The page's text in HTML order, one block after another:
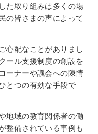
た取り組みは多くの場
の皆さまの声によって
心配なことがありまし
ール支援制度の創設を
ーナーや議会への陳情
とつの有効な手段で
地域の教育関係者の働
整備されている事例も